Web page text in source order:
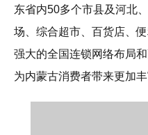
东省内50多个市县及河北
场、综合超市、百货店、
强大的全国连锁网络布局
为内蒙古消费者带来更加丰